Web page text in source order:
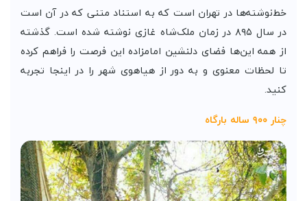
خط‌نوشته‌ها در تهران است که به استناد متنی که در آن است
در سال ۸۹۵ در زمان ملک‌شاه غازی نوشته شده است. گذشته
از همه این‌ها فضای دلنشین امامزاده این فرصت را فراهم کرده
تا لحظات معنوی و به دور از هیاهوی شهر را در اینجا تجربه
کنید.
چنار ۹۰۰ ساله بارگاه